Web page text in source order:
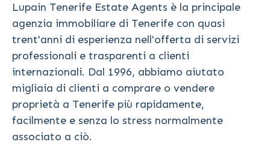
Lupain Tenerife Estate Agents è la principale
agenzia immobiliare di Tenerife con quasi
trent'anni di esperienza nell'offerta di servizi
professionali e trasparenti a clienti
internazionali. Dal 1996, abbiamo aiutato
migliaia di clienti a comprare o vendere
proprietà a Tenerife più rapidamente,
facilmente e senza lo stress normalmente
associato a ciò.